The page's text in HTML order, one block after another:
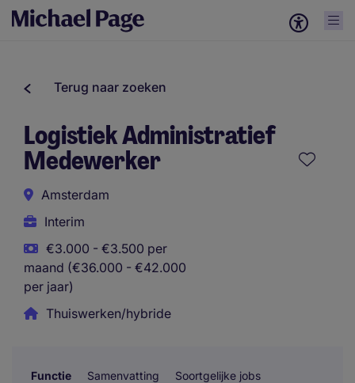
Terug naar zoeken
Logistiek Administratief
Medewerker
Amsterdam
Interim
€3.000 - €3.500 per
maand (€36.000 - €42.000
per jaar)
Thuiswerken/hybride
Functie Samenvatting Soortgelijke jobs